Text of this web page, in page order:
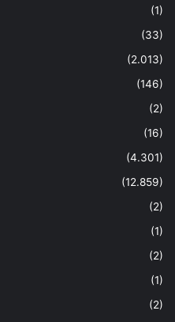
(1)
(33)
(2.013)
(146)
(2)
(16)
(4.301)
(12.859)
(2)
(1)
(2)
(1)
(2)